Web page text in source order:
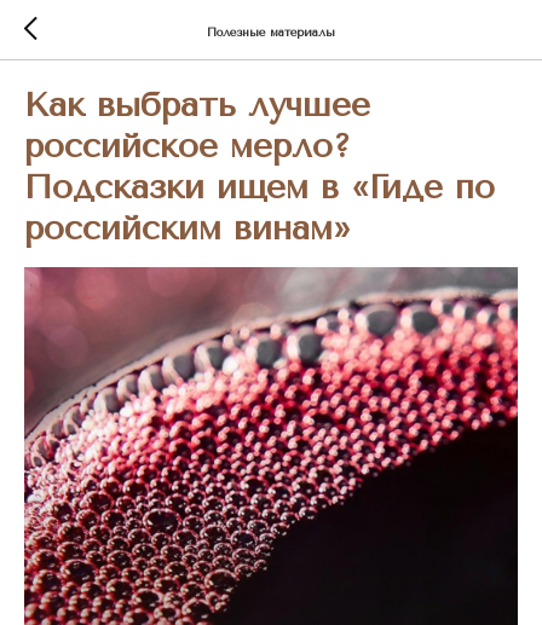
Полезные материалы
Как выбрать лучшее
российское мерло?
Подсказки ищем в «Гиде по
российским винам»